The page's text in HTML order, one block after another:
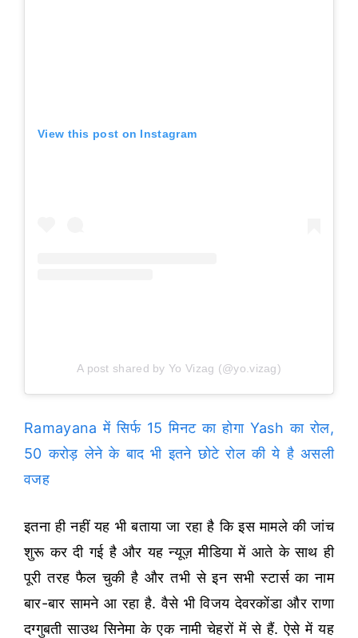
View this post on Instagram
A post shared by Yo Vizag (@yo.vizag)
Ramayana में सिर्फ 15 मिनट का होगा Yash का रोल,
50 करोड़ लेने के बाद भी इतने छोटे रोल की ये है असली
वजह
इतना ही नहीं यह भी बताया जा रहा है कि इस मामले की जांच
शुरू कर दी गई है और यह न्यूज़ मीडिया में आते के साथ ही
पूरी तरह फैल चुकी है और तभी से इन सभी स्टार्स का नाम
बार-बार सामने आ रहा है. वैसे भी विजय देवरकोंडा और राणा
दग्गुबती साउथ सिनेमा के एक नामी चेहरों में से हैं. ऐसे में यह